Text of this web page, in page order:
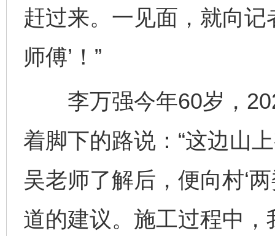
赶过来。一见面，就向记
师傅’！”
李万强今年60岁，
着脚下的路说：“这边山
吴老师了解后，便向村‘
道的建议。施工过程中